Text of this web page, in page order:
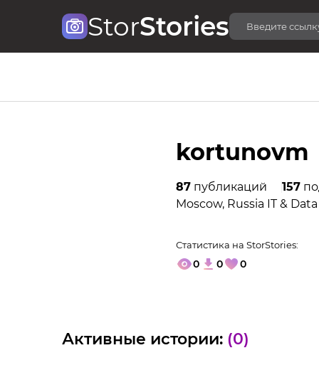
StorStories
kortunovm
87 публикаций 157
Moscow, Russia IT &
Статистика на StorStories:
0 0 0
Активные истории: (0)